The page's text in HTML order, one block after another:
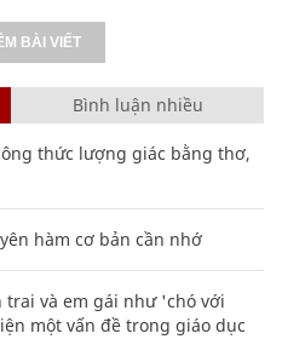
BÀI VIẾT
Bình luận nhiều
thức lượng giác bằng thơ,
hàm cơ bản cần nhớ
trai và em gái như 'chó với
một vấn đề trong giáo dục